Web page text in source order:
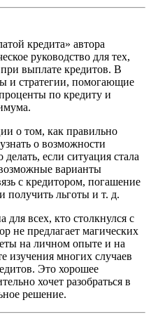
кредита» автора
руководство для тех,
выплате кредитов. В
и стратегии, помогающие
по кредиту и
о том, как правильно
о возможности
если ситуация стала
варианты
с кредитором, погашение
получить льготы и т. д.
для всех, кто столкнулся с
не предлагает магических
на личном опыте и на
изучения многих случаев
Это хорошее
хочет разобраться в
решение.